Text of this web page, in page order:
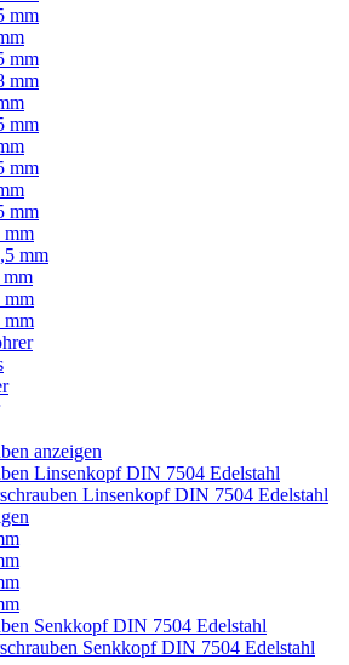
mm
mm
mm
mm
mm
mm
mm
anzeigen
Linsenkopf DIN 7504 Edelstahl
Linsenkopf DIN 7504 Edelstahl
Senkkopf DIN 7504 Edelstahl
Senkkopf DIN 7504 Edelstahl